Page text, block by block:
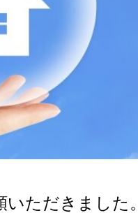
ただきました。